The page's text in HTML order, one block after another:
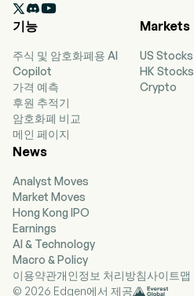
activities.

기능
주식 및 암호화폐용 AI
Copilot
가격 예측
후원 추적기
암호화폐 비교
메인 페이지
Markets
US Stocks
HK Stocks
Crypto
News
Analyst Moves
Market Moves
Hong Kong IPO
Earnings
AI & Technology
Macro & Policy
이용약관개인정보 처리방침사이트맵
© 2026 Edgen에서 제공